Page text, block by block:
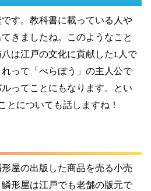
す。教科書に載っている人や
きましたね。このようなこと
は江戸の文化に貢献した1人で
って「べらぼう」の主人公で
ってことにもなります。とい
とについても話しますね！
屋の出版した商品を売る小売
形屋は江戸でも老舗の版元で